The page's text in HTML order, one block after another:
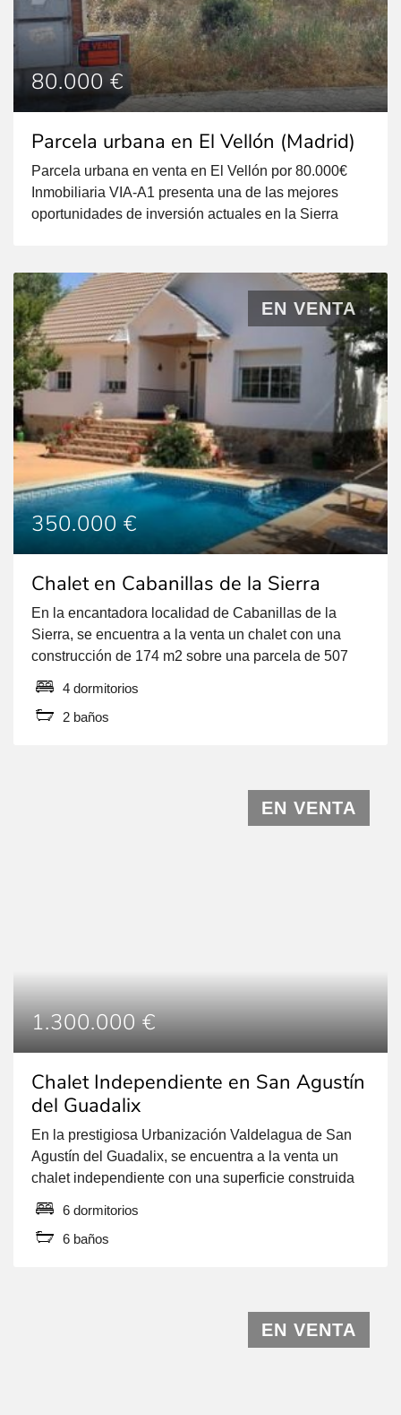
80.000 €
Parcela urbana en El Vellón (Madrid)
Parcela urbana en venta en El Vellón por 80.000€
Inmobiliaria VIA-A1 presenta una de las mejores
oportunidades de inversión actuales en la Sierra
estás buscando un terreno económico y listo para
edificar la casa de tus sueños mediante […]EN VENTA
350.000 €
Chalet en Cabanillas de la Sierra
En la encantadora localidad de Cabanillas de la
Sierra, se encuentra a la venta un chalet con una
construcción de 174 m2 sobre una parcela de 507
m2. Este hogar de orientación sur se distribuye en
amplio hall recibidor que conduce a un salón
2 baños
4 dormitorios
EN VENTA
1.300.000 €
Chalet Independiente en San Agustín
del Guadalix
En la prestigiosa Urbanización Valdelagua de San
Agustín del Guadalix, se encuentra a la venta un
chalet independiente con una superficie construida
de 263m2, situado en una parcela de 1.528 m2. Este
recientemente reformado para lograr una eficiencia
6 baños
6 dormitorios
EN VENTA